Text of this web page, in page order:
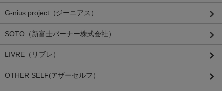
G-nius project（ジーニアス）
SOTO（新富士バーナー株式会社）
LIVRE（リブレ）
OTHER SELF(アザーセルフ）